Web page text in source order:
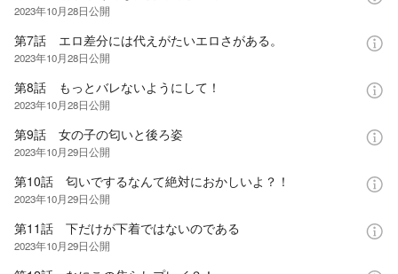
2023年10月28日公開
第7話 エロ差分には代えがたいエロさがある。
2023年10月28日公開
第8話 もっとバレないようにして！
2023年10月28日公開
第9話 女の子の匂いと後ろ姿
2023年10月29日公開
第10話 匂いでするなんて絶対におかしいよ？！
2023年10月29日公開
第11話 下だけが下着ではないのである
2023年10月29日公開